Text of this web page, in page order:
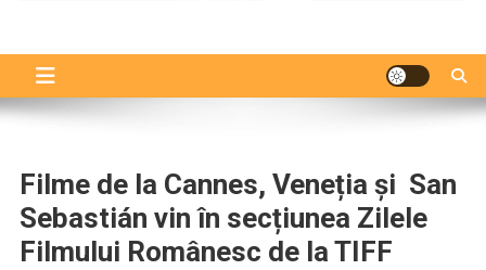
Filme de la Cannes, Veneția și San
Sebastián vin în secțiunea Zilele
Filmului Românesc de la TIFF